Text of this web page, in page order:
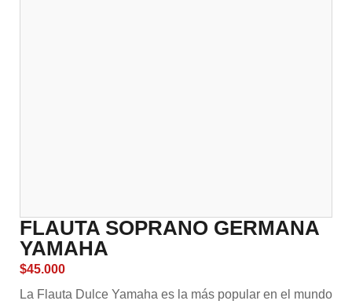
FLAUTA SOPRANO GERMANA
YAMAHA
$45.000
La Flauta Dulce Yamaha es la más popular en el mundo